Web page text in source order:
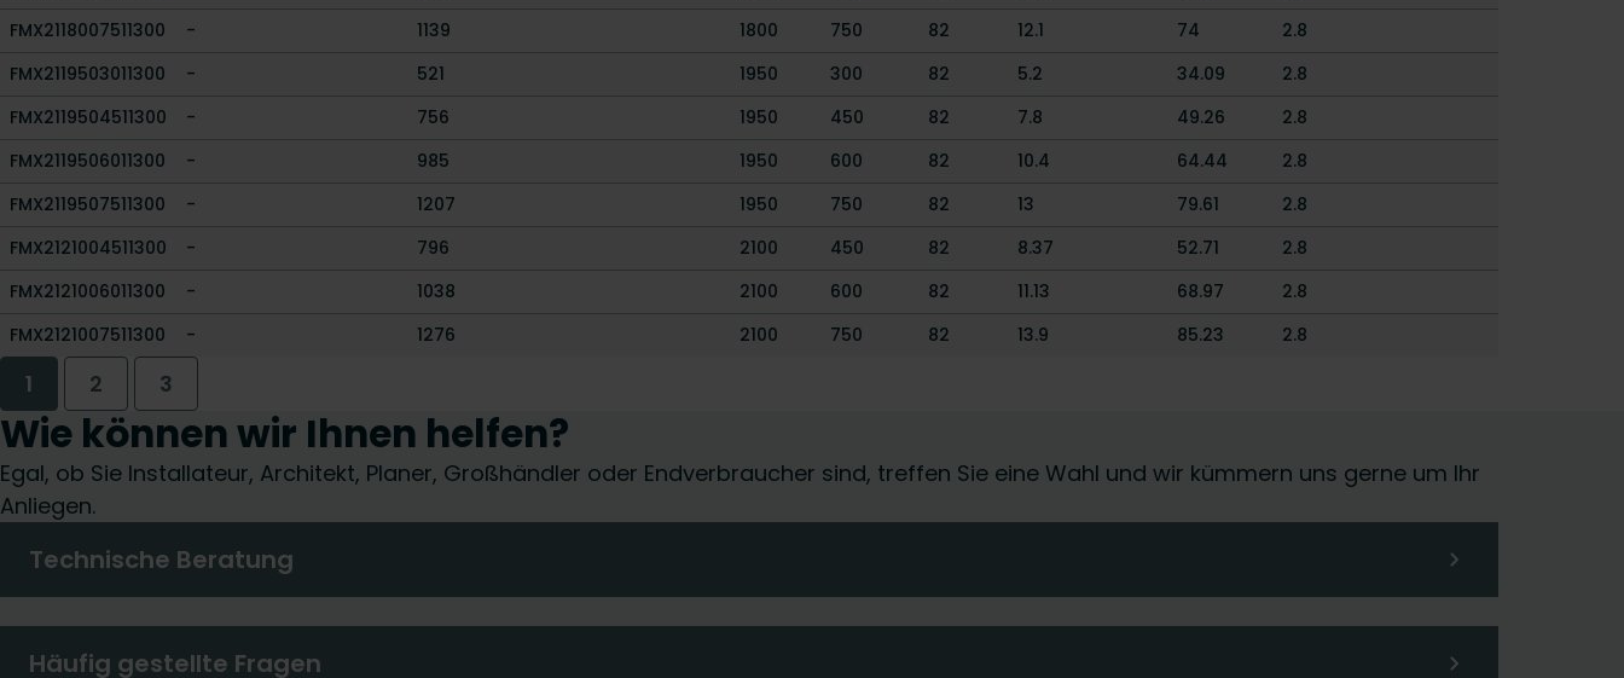
FMX2118007511300
- 1139 1800 750 82 12.1 74
2.8
FMX2119503011300
- 521 1950 300 82 5.2 34.09
2.8
FMX2119504511300
- 756 1950 450 82 7.8 49.26
2.8
FMX2119506011300
- 985 1950 600 82 10.4 64.44
2.8
FMX2119507511300
- 1207 1950 750 82 13 79.61
2.8
FMX2121004511300
- 796 2100 450 82 8.37 52.71
2.8
FMX2121006011300
- 1038 2100 600 82 11.13 68.97
2.8
FMX2121007511300
- 1276 2100 750 82 13.9 85.23 2.8
1 2 3
Wie können wir Ihnen helfen?
Egal, ob Sie Installateur, Architekt, Planer, Großhändler oder Endverbraucher sind, treffen Sie eine Wahl und wir kümmern uns gerne um Ihr
Anliegen.
Technische Beratung
Häufig gestellte Fragen